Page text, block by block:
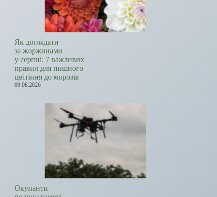
Як доглядати
за жоржинами
у серпні: 7 важливих
правил для пишного
цвітіння до морозів
09.08.2026
Окупанти